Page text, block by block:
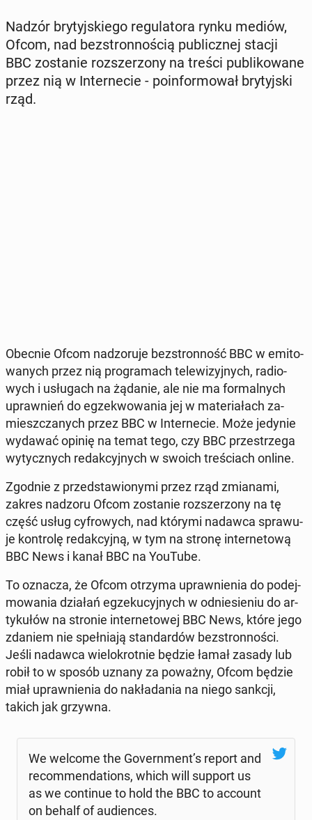
Nadzór bry­tyj­skie­go re­gu­la­to­ra rynku mediów,
Ofcom, nad bez­stron­no­ścią pu­blicz­nej stacji
BBC zo­sta­nie roz­sze­rzo­ny na treści pu­bli­ko­wa­ne
przez nią w In­ter­ne­cie - po­in­for­mo­wał bry­tyj­ski
rząd.
Obecnie Ofcom nad­zo­ru­je bez­stron­ność BBC w emi­to­
wa­nych przez nią pro­gra­mach te­le­wi­zyj­nych, ra­dio­
wych i usłu­gach na żądanie, ale nie ma for­mal­nych
upraw­nień do eg­ze­kwo­wa­nia jej w ma­te­ria­łach za­
miesz­cza­nych przez BBC w In­ter­ne­cie. Może jedynie
wydawać opinię na temat tego, czy BBC prze­strze­ga
wy­tycz­nych re­dak­cyj­nych w swoich tre­ściach online.
Zgodnie z przed­sta­wio­ny­mi przez rząd zmia­na­mi,
zakres nadzoru Ofcom zo­sta­nie roz­sze­rzo­ny na tę
część usług cy­fro­wych, nad którymi nadawca spra­wu­
je kon­tro­lę re­dak­cyj­ną, w tym na stronę in­ter­ne­to­wą
BBC News i kanał BBC na YouTube.
To oznacza, że Ofcom otrzyma upraw­nie­nia do po­dej­
mo­wa­nia działań eg­ze­ku­cyj­nych w od­nie­sie­niu do ar­
ty­ku­łów na stronie in­ter­ne­to­wej BBC News, które jego
zdaniem nie speł­nia­ją stan­dar­dów bez­stron­no­ści.
Jeśli nadawca wie­lo­krot­nie będzie łamał zasady lub
robił to w sposób uznany za poważny, Ofcom będzie
miał upraw­nie­nia do na­kła­da­nia na niego sankcji,
takich jak grzywna.
We welcome the Go­vern­ment’s report and
re­com­men­da­tions, which will support us
as we con­ti­nue to hold the BBC to account
on behalf of au­dien­ces.